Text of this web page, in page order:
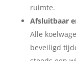
ruimte.
Afsluitbaar
Alle
beveiligd